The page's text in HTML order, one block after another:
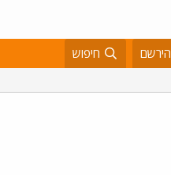
הירשם חיפוש